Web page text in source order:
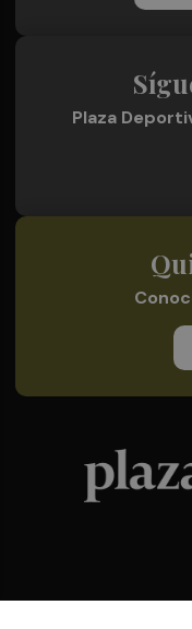
Plaza